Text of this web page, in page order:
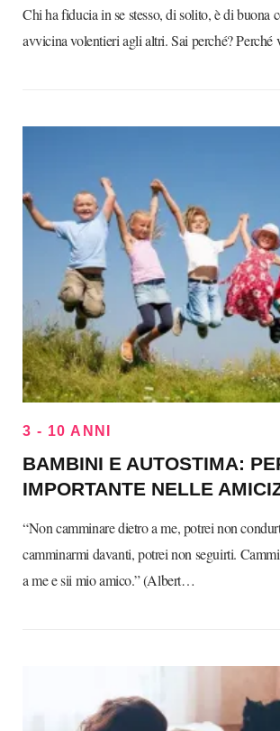
Chi ha fiducia in se stesso, di solito, è di buona
avvicina volentieri agli altri. Sai perché?
3 - 10 ANNI
BAMBINI E AUTOSTIMA:
IMPORTANTE NELLE
“Non camminare dietro a me, potrei non
camminarmi davanti, potrei non seguirti.
a me e sii mio amico.” (Albert…